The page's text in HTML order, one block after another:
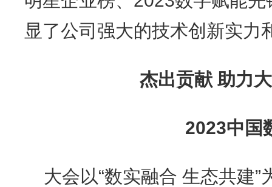
显了公司强大的技术创新实力
杰出贡献 助力
2023中国
大会以“数实融合 生态共建